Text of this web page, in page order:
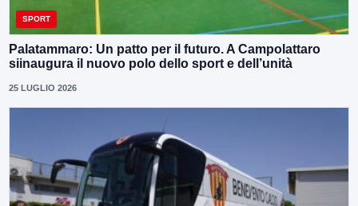
SPORT
Palatammaro: Un patto per il futuro. A Campolattaro
siinaugura il nuovo polo dello sport e dell’unità
25 LUGLIO 2026